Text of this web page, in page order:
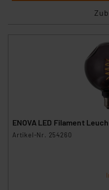
ENOVA LED Filament
Artikel-Nr. 254260